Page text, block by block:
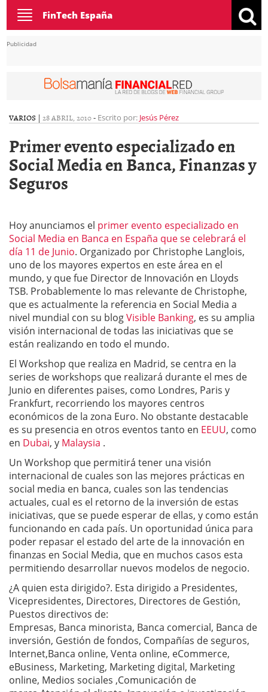
Toggle
navigation
FinTech España
Publicidad
VARIOS | 28 ABRIL, 2010- Escrito por: Jesús Pérez
Primer evento especializado en
Social Media en Banca, Finanzas y
Seguros
Hoy anunciamos el primer evento especializado en
Social Media en Banca en España que se celebrará el
día 11 de Junio. Organizado por Christophe Langlois,
uno de los mayores expertos en este área en el
mundo, y que fue Director de Innovación en Lloyds
TSB. Probablemente lo mas relevante de Christophe,
que es actualmente la referencia en Social Media a
nivel mundial con su blogVisible Banking, es su amplia
visión internacional de todas las iniciativas que se
están realizando en todo el mundo.
El Workshop que realiza en Madrid, se centra en la
series de workshops que realizará durante el mes de
Junio en diferentes paises, como Londres, Paris y
Frankfurt, recorriendo los mayores centros
económicos de la zona Euro. No obstante destacable
es su presencia en otros eventos tanto en EEUU, como
en Dubai, y Malaysia .
Un Workshop que permitirá tener una visión
internacional de cuales son las mejores prácticas en
social media en banca, cuales son las tendencias
actuales, cual es el retorno de la inversión de estas
iniciativas, que se puede esperar de ellas, y como están
funcionando en cada país. Un oportunidad única para
poder repasar el estado del arte de la innovación en
finanzas en Social Media, que en muchos casos esta
permitiendo desarrollar nuevos modelos de negocio.
¿A quien esta dirigido?. Esta dirigido a Presidentes,
Vicepresidentes, Directores, Directores de Gestión,
Puestos directivos de:
Empresas, Banca minorista, Banca comercial, Banca de
inversión, Gestión de fondos, Compañías de seguros,
Internet,Banca online, Venta online, eCommerce,
eBusiness, Marketing, Marketing digital, Marketing
online, Medios sociales ,Comunicación de